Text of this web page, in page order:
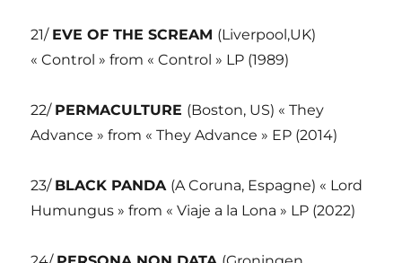
21/ EVE OF THE SCREAM (Liverpool,UK)
« Control » from « Control » LP (1989)
22/ PERMACULTURE (Boston, US) « They
Advance » from « They Advance » EP (2014)
23/ BLACK PANDA (A Coruna, Espagne) « Lord
Humungus » from « Viaje a la Lona » LP (2022)